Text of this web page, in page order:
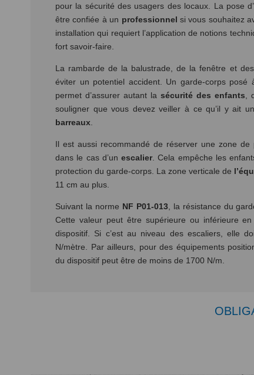
pour la sécurité des usagers des locaux. La pose
être confiée à un professionnelsi vous souhaitez
installation qui requiert l’application de notions
fort savoir-faire.
La rambarde de la balustrade, de la fenêtre et des
éviter un potentiel accident. Un garde-corps
permet d’assurer autant la sécurité des enfants,
souligner que vous devez veiller à ce qu’il y ait
barreaux.
Il est aussi recommandé de réserver une zone
dans le cas d’unescalier. Cela empêche les
protection du garde-corps. La zone verticale de
11 cm au plus.
Suivant la norme NF P01-013, la résistance du
Cette valeur peut être supérieure ou inférieure
dispositif. Si c’est au niveau des escaliers, elle
N/mètre. Par ailleurs, pour des équipements
du dispositif peut être de moins de 1700 N/m.